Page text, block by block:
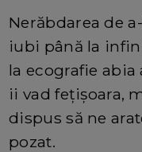
Nerăbdarea de
iubi până la
la ecografie abia
ii vad fețișoara,
dispus să ne
pozat.